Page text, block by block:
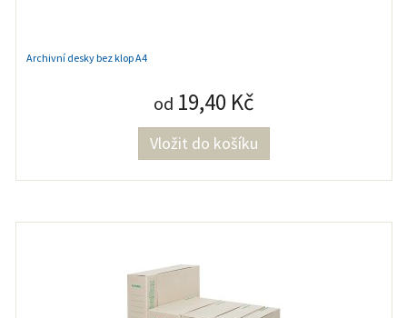
Archivní desky bez klop A4
od 19,40 Kč